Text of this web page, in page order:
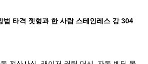
법 타격 젯형과 한 사람 스테인레스 강 304